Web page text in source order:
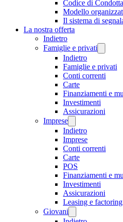
Codice di
Modello
Il sistema di
La nostra offerta
Indietro
Famiglie e privati
Indietro
Famiglie e privati
Conti correnti
Carte
Finanziamenti e
Investimenti
Assicurazioni
Imprese
Indietro
Imprese
Conti correnti
Carte
POS
Finanziamenti e
Investimenti
Assicurazioni
Leasing e factoring
Giovani